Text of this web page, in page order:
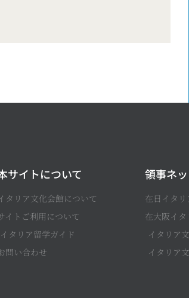
サイトについて
タリア文化会館について
イトご利用について
イタリア留学ガイド
問い合わせ
領事ネ
在日イタ
在大阪イ
イタリア
イタリア